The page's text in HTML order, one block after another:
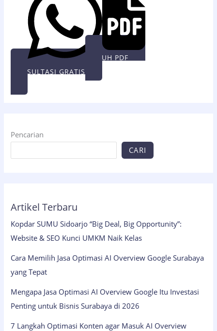
KONSULTASI GRATIS
UNDUH PDF
Pencarian
CARI
Artikel Terbaru
Kopdar SUMU Sidoarjo “Big Deal, Big Opportunity”:
Website & SEO Kunci UMKM Naik Kelas
Cara Memilih Jasa Optimasi AI Overview Google Surabaya
yang Tepat
Mengapa Jasa Optimasi AI Overview Google Itu Investasi
Penting untuk Bisnis Surabaya di 2026
7 Langkah Optimasi Konten agar Masuk AI Overview